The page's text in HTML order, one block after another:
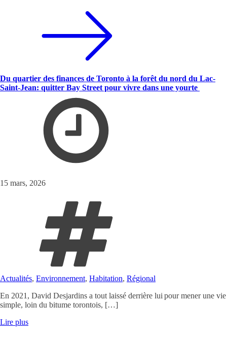
Du quartier des finances de Toronto à la forêt du nord du Lac-
Saint-Jean: quitter Bay Street pour vivre dans une yourte
15 mars, 2026
Actualités, Environnement, Habitation, Régional
En 2021, David Desjardins a tout laissé derrière lui pour mener une vie
simple, loin du bitume torontois, […]
Lire plus